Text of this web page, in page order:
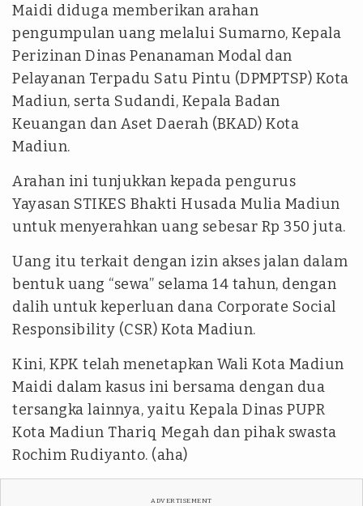
Maidi diduga memberikan arahan
pengumpulan uang melalui Sumarno, Kepala
Perizinan Dinas Penanaman Modal dan
Pelayanan Terpadu Satu Pintu (DPMPTSP) Kota
Madiun, serta Sudandi, Kepala Badan
Keuangan dan Aset Daerah (BKAD) Kota
Madiun.
Arahan ini tunjukkan kepada pengurus
Yayasan STIKES Bhakti Husada Mulia Madiun
untuk menyerahkan uang sebesar Rp 350 juta.
Uang itu terkait dengan izin akses jalan dalam
bentuk uang “sewa” selama 14 tahun, dengan
dalih untuk keperluan dana Corporate Social
Responsibility (CSR) Kota Madiun.
Kini, KPK telah menetapkan Wali Kota Madiun
Maidi dalam kasus ini bersama dengan dua
tersangka lainnya, yaitu Kepala Dinas PUPR
Kota Madiun Thariq Megah dan pihak swasta
Rochim Rudiyanto. (aha)
ADVERTISEMENT